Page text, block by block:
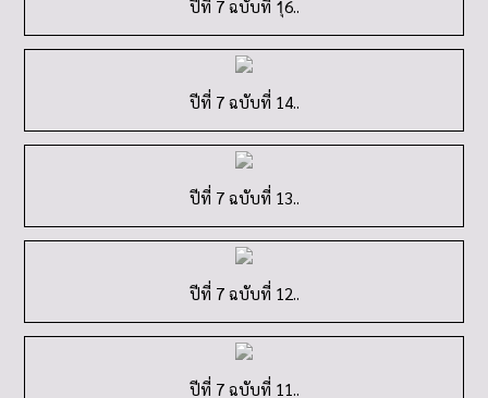
ปีที่ 7 ฉบับที่ 13..
ปีที่ 7 ฉบับที่ 12..
ปีที่ 7 ฉบับที่ 11..
ปีที่ 7 ฉบับที่ 10..